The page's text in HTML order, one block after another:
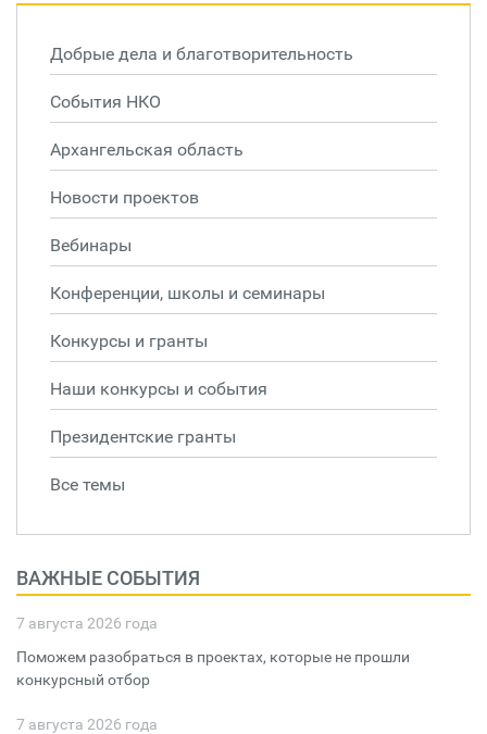
Добрые дела и благотворительность
События НКО
Архангельская область
Новости проектов
Вебинары
Конференции, школы и семинары
Конкурсы и гранты
Наши конкурсы и события
Президентские гранты
Все темы
ВАЖНЫЕ СОБЫТИЯ
7 августа 2026 года
Поможем разобраться в проектах, которые не прошли
конкурсный отбор
7 августа 2026 года